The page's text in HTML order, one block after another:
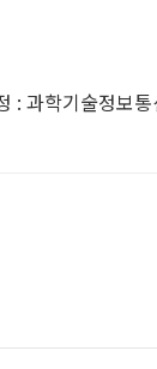
: 과학기술정보